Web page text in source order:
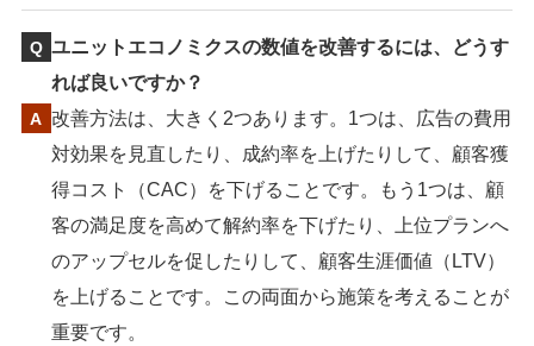
ユニットエコノミクスの数値を改善するには、どうす
れば良いですか？
改善方法は、大きく2つあります。1つは、広告の費用
対効果を見直したり、成約率を上げたりして、顧客獲
得コスト（CAC）を下げることです。もう1つは、顧
客の満足度を高めて解約率を下げたり、上位プランへ
のアップセルを促したりして、顧客生涯価値（LTV）
を上げることです。この両面から施策を考えることが
重要です。